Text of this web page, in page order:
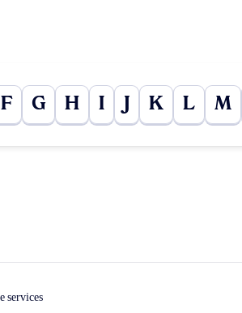
F G H I J K L M
services